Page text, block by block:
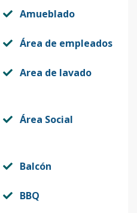
Amueblado
Área de empleados
Area de lavado
Área Social
Balcón
BBQ